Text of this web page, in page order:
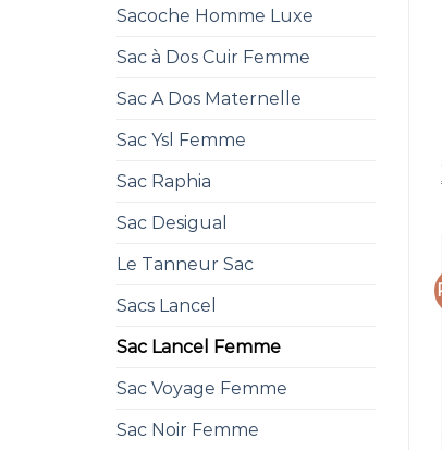
Sacoche Homme Luxe
Sac à Dos Cuir Femme
Sac A Dos Maternelle
Sac Ysl Femme
Sac Raphia
Sac Desigual
Le Tanneur Sac
Sacs Lancel
Sac Lancel Femme
Sac Voyage Femme
Sac Noir Femme